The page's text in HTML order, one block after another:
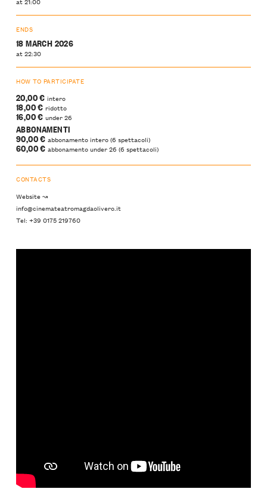
ENDS
18 MARCH 2026
at 22:30
HOW TO PARTICIPATE
20,00 € intero
18,00 € ridotto
16,00 € under 26
ABBONAMENTI
90,00 € abbonamento intero (6 spettacoli)
60,00 € abbonamento under 26 (6 spettacoli)
CONTACTS
Website ↝
info@cinemateatromagdaolivero.it
Tel: +39 0175 219760